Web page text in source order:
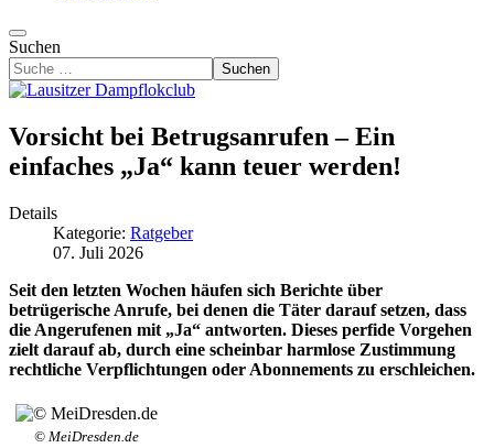
Suchen
Suchen
Vorsicht bei Betrugsanrufen – Ein
einfaches „Ja“ kann teuer werden!
Details
Kategorie: Ratgeber
07. Juli 2026
Seit den letzten Wochen häufen sich Berichte über
betrügerische Anrufe, bei denen die Täter darauf setzen, dass
die Angerufenen mit „Ja“ antworten. Dieses perfide Vorgehen
zielt darauf ab, durch eine scheinbar harmlose Zustimmung
rechtliche Verpflichtungen oder Abonnements zu erschleichen.
© MeiDresden.de